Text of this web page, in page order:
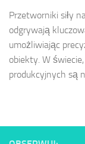
Przetworniki siły
odgrywają
umożliwiając
obiekty. W
produkcyjnych są